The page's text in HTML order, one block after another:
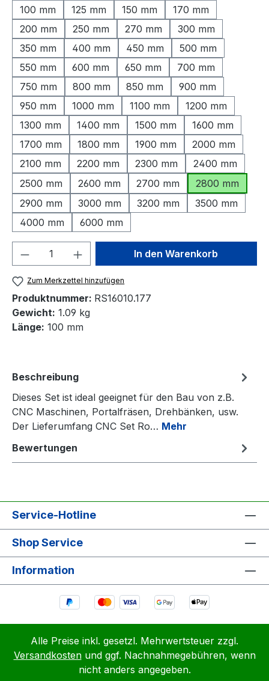
100 mm
125 mm 150 mm
170 mm
200 mm
250 mm 270 mm
300 mm
350 mm
400 mm 450 mm
500 mm
550 mm
600 mm 650 mm
700 mm
750 mm
800 mm 850 mm
900 mm
950 mm
1000 mm 1100 mm
1200 mm
1300 mm
1400 mm 1500 mm
1600 mm
1700 mm
1800 mm 1900 mm
2000 mm
2100 mm
2200 mm 2300 mm
2400 mm
2500 mm
2600 mm 2700 mm
2800 mm
2900 mm
3000 mm 3200 mm
3500 mm
4000 mm
6000 mm
Produkt Anzahl: Gib denIn den Warenkorb
Zum Merkzettel hinzufügen
Produktnummer: RS16010.177
Gewicht: 1.09 kg
Länge: 100 mm
Beschreibung
Dieses Set ist ideal geeignet für den Bau von z.B.
CNC Maschinen, Portalfräsen, Drehbänken, usw.
Der Lieferumfang CNC Set Ro… Mehr
Bewertungen
Service-Hotline
Shop Service
Information
Alle Preise inkl. gesetzl. Mehrwertsteuer zzgl.
Versandkostenund ggf. Nachnahmegebühren, wenn
nicht anders angegeben.